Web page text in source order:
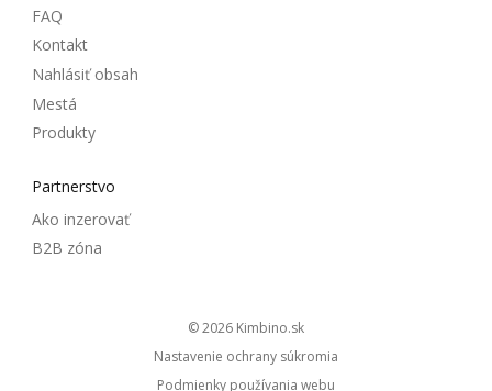
FAQ
Kontakt
Nahlásiť obsah
Mestá
Produkty
Partnerstvo
Ako inzerovať
B2B zóna
© 2026
kimbino.sk
Nastavenie ochrany súkromia
Podmienky používania webu